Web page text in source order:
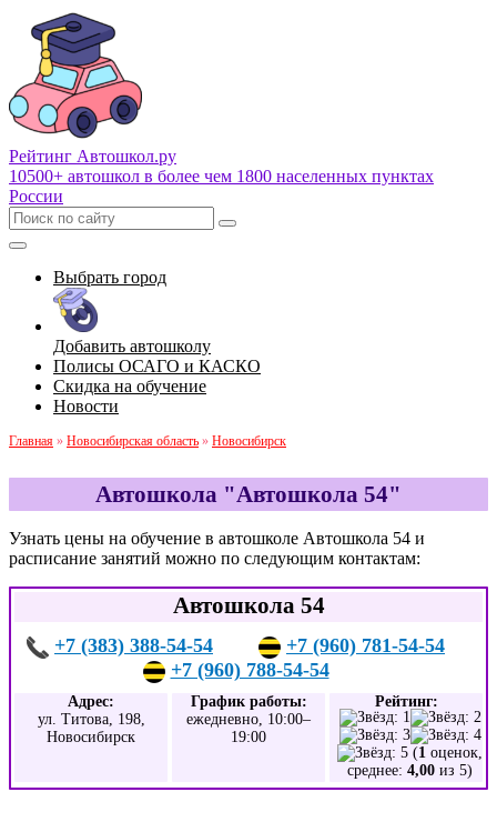
Рейтинг Автошкол.ру
10500+ автошкол в более чем 1800 населенных пунктах
России
Выбрать город
Добавить автошколу
Полисы ОСАГО и КАСКО
Скидка на обучение
Новости
Главная » Новосибирская область » Новосибирск
Автошкола "Автошкола 54"
Узнать цены на обучение в автошколе Автошкола 54 и
расписание занятий можно по следующим контактам:
Автошкола 54
+7 (383) 388-54-54
+7 (960) 781-54-54
+7 (960) 788-54-54
Адрес:
ул. Титова, 198,
Новосибирск
График работы:
ежедневно, 10:00–
19:00
Рейтинг:
(1 оценок,
среднее: 4,00 из 5)